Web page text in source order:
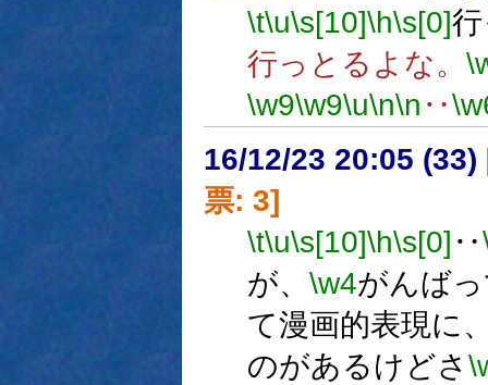
\t\u\s[10]\h\s[0]
行っとるよな。
\w9\w9\u\n\n ‥
16/12/23 20:05 (33)
票: 3]
\t\u\s[10]\h\s[0] ‥
が、 \w4がんば
て漫画的表現に
のがあるけどさ